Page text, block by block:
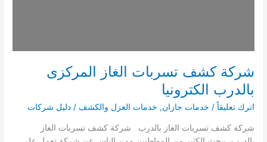
شركة كشف تسربات الغاز المركزى
بالدرب الكترونيا
اترك تعليقاً / خدمات جازان, خدمات العزل والكشف /دليل شركات
شركة كشف تسربات الغاز بالدرب شركة كشف تسربات الغاز